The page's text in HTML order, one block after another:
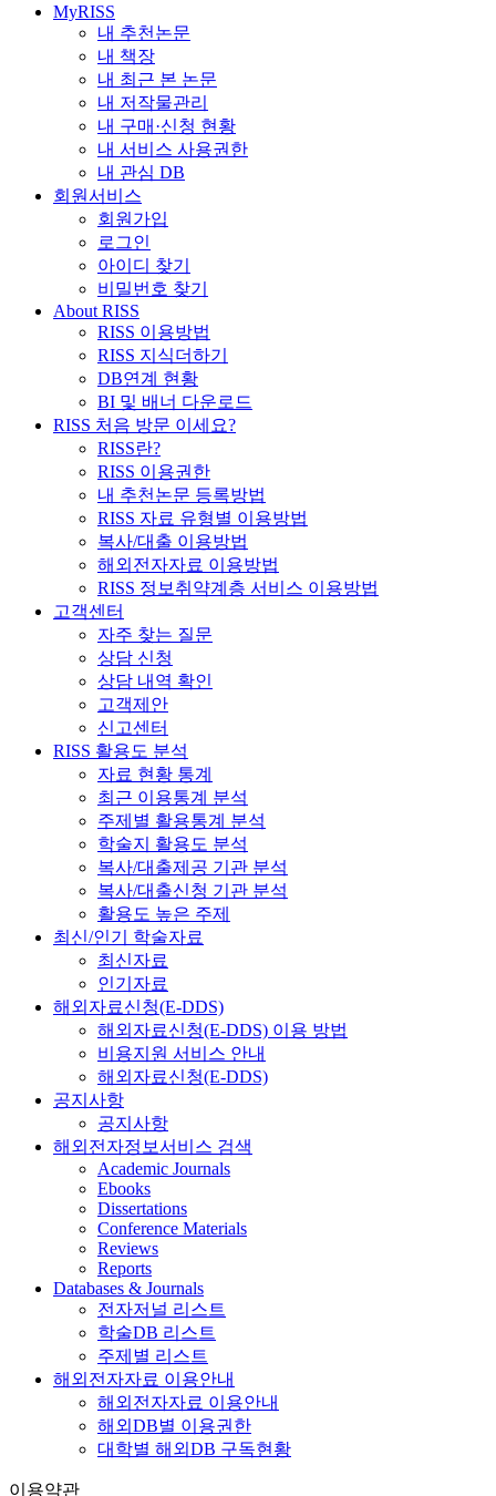
MyRISS
내 추천논문
내 책장
내 최근 본 논문
내 저작물관리
내 구매·신청 현황
내 서비스 사용권한
내 관심 DB
회원서비스
회원가입
로그인
아이디 찾기
비밀번호 찾기
About RISS
RISS 이용방법
RISS 지식더하기
DB연계 현황
BI 및 배너 다운로드
RISS 처음 방문 이세요?
RISS란?
RISS 이용권한
내 추천논문 등록방법
RISS 자료 유형별 이용방법
복사/대출 이용방법
해외전자자료 이용방법
RISS 정보취약계층 서비스 이용방법
고객센터
자주 찾는 질문
상담 신청
상담 내역 확인
고객제안
신고센터
RISS 활용도 분석
자료 현황 통계
최근 이용통계 분석
주제별 활용통계 분석
학술지 활용도 분석
복사/대출제공 기관 분석
복사/대출신청 기관 분석
활용도 높은 주제
최신/인기 학술자료
최신자료
인기자료
해외자료신청(E-DDS)
해외자료신청(E-DDS) 이용 방법
비용지원 서비스 안내
해외자료신청(E-DDS)
공지사항
공지사항
해외전자정보서비스 검색
Academic Journals
Ebooks
Dissertations
Conference Materials
Reviews
Reports
Databases & Journals
전자저널 리스트
학술DB 리스트
주제별 리스트
해외전자자료 이용안내
해외전자자료 이용안내
해외DB별 이용권한
대학별 해외DB 구독현황
이용약관